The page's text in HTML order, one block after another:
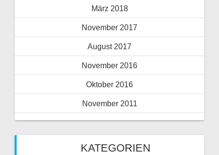
März 2018
November 2017
August 2017
November 2016
Oktober 2016
November 2011
KATEGORIEN